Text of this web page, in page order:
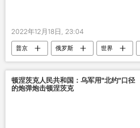
2022年12月18日, 23:04
普京 俄罗斯 世界
顿涅茨克人民共和国：乌军用"北约"口径
的炮弹炮击顿涅茨克